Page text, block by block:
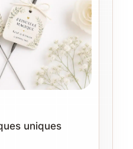
uniques